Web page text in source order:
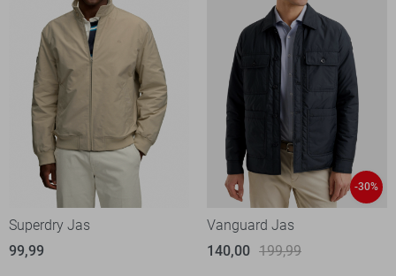
Superdry Jas
99,99
-30%
Vanguard Jas
140,00 199,99